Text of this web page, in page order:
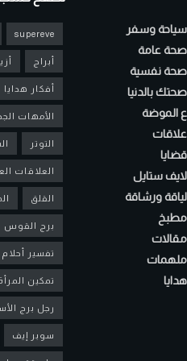
سياحة وسفر
صحة عامة
صحة نفسية
صحتك بالدنيا
ع الموضة
علاقات
قضايا
لايف ستايل
لياقة ورشاقة
مطبخ
مقالات
ملهمات
هدايا
supereve
أبراج
أفكار هدايا
الأمهات
التوتر
العلاقات
القلق
برج القوس
تفسير أحلام
تمكين
رجل برج
سوبر إيف